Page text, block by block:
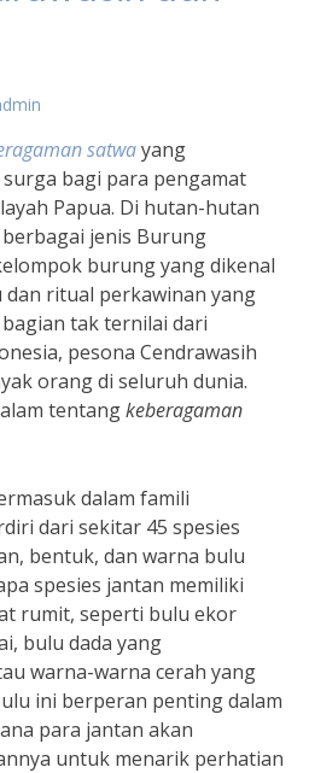
satwayang
bagi para pengamat
Papua. Di hutan-hutan
jenis Burung
burung yang dikenal
ritual perkawinan yang
tak ternilai dari
pesona Cendrawasih
orang di seluruh dunia.
tentangkeberagaman
dalam famili
dari sekitar 45 spesies
bentuk, dan warna bulu
spesies jantan memiliki
rumit, seperti bulu ekor
bulu dada yang
warna-warna cerah yang
ini berperan penting dalam
para jantan akan
untuk menarik perhatian